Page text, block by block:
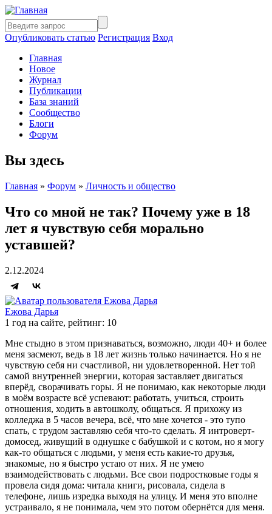
Опубликовать статью Регистрация Вход
Главная
Новое
Журнал
Публикации
База знаний
Сообщество
Блоги
Форум
Вы здесь
Главная » Форум » Личность и общество
Что со мной не так? Почему уже в 18
лет я чувствую себя морально
уставшей?
2.12.2024
Ежова Дарья
1 год на сайте, рейтинг: 10
Мне стыдно в этом признаваться, возможно, люди 40+ и более
меня засмеют, ведь в 18 лет жизнь только начинается. Но я не
чувствую себя ни счастливой, ни удовлетворенной. Нет той
самой внутренней энергии, которая заставляет двигаться
вперёд, сворачивать горы. Я не понимаю, как некоторые люди
в моём возрасте всë успевают: работать, учиться, строить
отношения, ходить в автошколу, общаться. Я прихожу из
колледжа в 5 часов вечера, всё, что мне хочется - это тупо
спать, с трудом заставляю себя что-то сделать. Я интроверт-
домосед, живущий в однушке с бабушкой и с котом, но я могу
как-то общаться с людьми, у меня есть какие-то друзья,
знакомые, но я быстро устаю от них. Я не умею
взаимодействовать с людьми. Все свои подростковые годы я
провела сидя дома: читала книги, рисовала, сидела в
телефоне, лишь изредка выходя на улицу. И меня это вполне
устраивало, я не понимала, чем это потом обернётся для меня.